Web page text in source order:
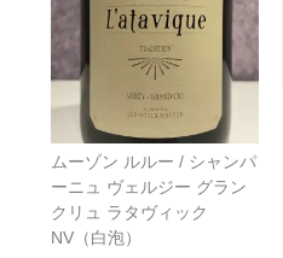
ムーゾン ルルー / シャンパ
ーニュ ヴェルジー グラン
クリュ ラタヴィック
NV（白泡）